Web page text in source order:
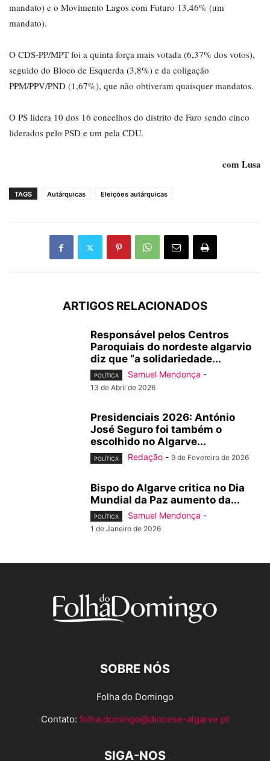
mandato) e o Movimento Lagos com Futuro 13,46% (um
mandato).
O CDS-PP/MPT foi a quinta força mais votada (6,37% dos votos),
seguido do Bloco de Esquerda (3,8%) e da coligação
PPM/PPV/PND (1,67%), que não obtiveram quaisquer mandatos.
O PS lidera 10 dos 16 concelhos do distrito de Faro sendo cinco
liderados pelo PSD e um pela CDU.
com Lusa
TAGS Autárquicas Eleições autárquicas
ARTIGOS RELACIONADOS
Responsável pelos Centros
Paroquiais do nordeste algarvio
diz que “a solidariedade...
POLÍTICA Samuel Mendonça -
13 de Abril de 2026
Presidenciais 2026: António
José Seguro foi também o
escolhido no Algarve...
POLÍTICA Redação - 9 de Fevereiro de 2026
Bispo do Algarve critica no Dia
Mundial da Paz aumento da...
POLÍTICA Samuel Mendonça -
1 de Janeiro de 2026
SOBRE NÓS
Folha do Domingo
Contato: folha.domingo@diocese-algarve.pt
SIGA-NOS